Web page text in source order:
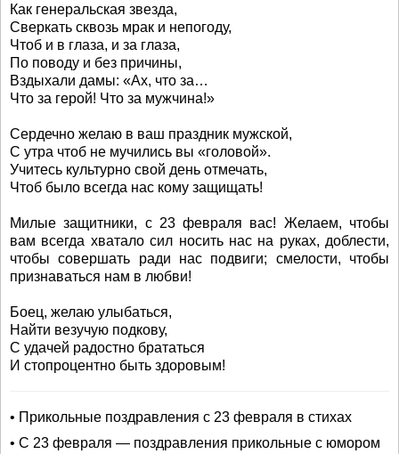
Как генеральская звезда,
Сверкать сквозь мрак и непогоду,
Чтоб и в глаза, и за глаза,
По поводу и без причины,
Вздыхали дамы: «Ах, что за…
Что за герой! Что за мужчина!»
Сердечно желаю в ваш праздник мужской,
С утра чтоб не мучились вы «головой».
Учитесь культурно свой день отмечать,
Чтоб было всегда нас кому защищать!
Милые защитники, с 23 февраля вас! Желаем, чтобы
вам всегда хватало сил носить нас на руках, доблести,
чтобы совершать ради нас подвиги; смелости, чтобы
признаваться нам в любви!
Боец, желаю улыбаться,
Найти везучую подкову,
С удачей радостно брататься
И стопроцентно быть здоровым!
• Прикольные поздравления с 23 февраля в стихах
• С 23 февраля — поздравления прикольные с юмором